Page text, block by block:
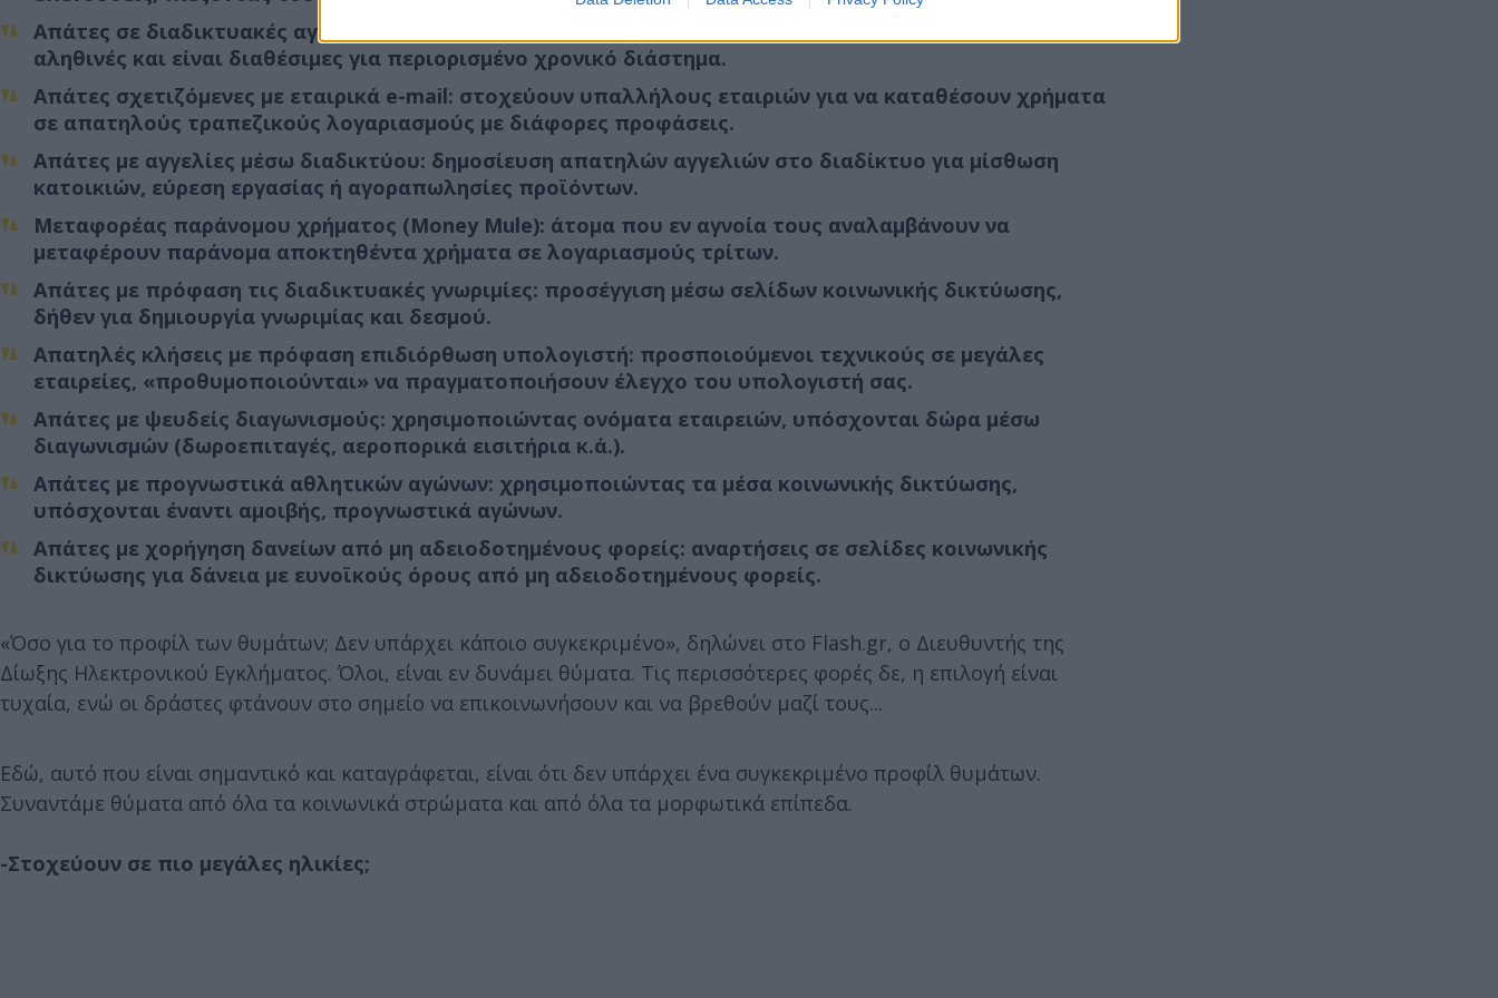
Απάτες σε διαδικτυακές αγορές: δημοσίευση προσφορών, οι οποίες είναι πολύ καλές για να είναι
αληθινές και είναι διαθέσιμες για περιορισμένο χρονικό διάστημα.
Απάτες σχετιζόμενες με εταιρικά e-mail: στοχεύουν υπαλλήλους εταιριών για να καταθέσουν χρήματα
σε απατηλούς τραπεζικούς λογαριασμούς με διάφορες προφάσεις.
Απάτες µε αγγελίες µέσω διαδικτύου: δημοσίευση απατηλών αγγελιών στο διαδίκτυο για μίσθωση
κατοικιών, εύρεση εργασίας ή αγοραπωλησίες προϊόντων.
Μεταφορέας παράνομου χρήματος (Money Mule): άτομα που εν αγνοία τους αναλαμβάνουν να
μεταφέρουν παράνομα αποκτηθέντα χρήματα σε λογαριασμούς τρίτων.
Απάτες µε πρόφαση τις διαδικτυακές γνωριμίες: προσέγγιση μέσω σελίδων κοινωνικής δικτύωσης,
δήθεν για δημιουργία γνωριμίας και δεσμού.
Απατηλές κλήσεις με πρόφαση επιδιόρθωση υπολογιστή: προσποιούμενοι τεχνικούς σε μεγάλες
εταιρείες, «προθυμοποιούνται» να πραγματοποιήσουν έλεγχο του υπολογιστή σας.
Απάτες µε ψευδείς διαγωνισμούς: χρησιμοποιώντας ονόματα εταιρειών, υπόσχονται δώρα µέσω
διαγωνισμών (δωροεπιταγές, αεροπορικά εισιτήρια κ.ά.).
Απάτες µε προγνωστικά αθλητικών αγώνων: χρησιμοποιώντας τα μέσα κοινωνικής δικτύωσης,
υπόσχονται έναντι αμοιβής, προγνωστικά αγώνων.
Απάτες µε χορήγηση δανείων από µη αδειοδοτηµένους φορείς: αναρτήσεις σε σελίδες κοινωνικής
δικτύωσης για δάνεια µε ευνοϊκούς όρους από µη αδειοδοτηµένους φορείς.
«Όσο για το προφίλ των θυμάτων; Δεν υπάρχει κάποιο συγκεκριμένο», δηλώνει στο Flash.gr, ο Διευθυντής της
Δίωξης Ηλεκτρονικού Εγκλήματος. Όλοι, είναι εν δυνάμει θύματα. Τις περισσότερες φορές δε, η επιλογή είναι
τυχαία, ενώ οι δράστες φτάνουν στο σημείο να επικοινωνήσουν και να βρεθούν μαζί τους...
Εδώ, αυτό που είναι σημαντικό και καταγράφεται, είναι ότι δεν υπάρχει ένα συγκεκριμένο προφίλ θυμάτων.
Συναντάμε θύματα από όλα τα κοινωνικά στρώματα και από όλα τα μορφωτικά επίπεδα.
-Στοχεύουν σε πιο μεγάλες ηλικίες;